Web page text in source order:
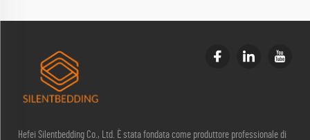
Hefei Silentbedding Co., Ltd. È stata fondata come produttore professionale di